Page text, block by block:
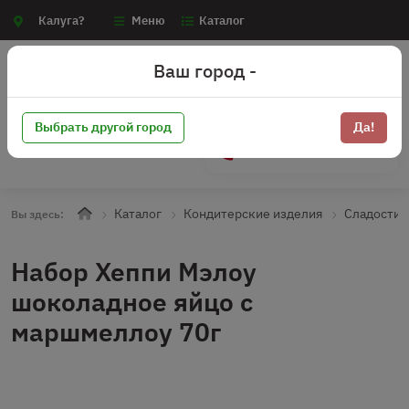
Калуга? Меню Каталог
Вы здесь: Каталог Кондитерские изделия Сладости
Набор Хеппи Мэлоу
шоколадное яйцо с
маршмеллоу 70г
Ваш город -
Выбрать другой город Да!